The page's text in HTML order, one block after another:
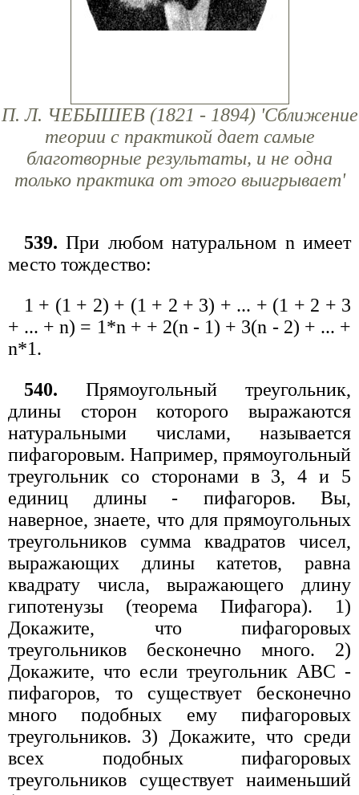
П. Л. ЧЕБЫШЕВ (1821 - 1894) 'Сближение
теории с практикой дает самые
благотворные результаты, и не одна
только практика от этого выигрывает'
539. При любом натуральном n имеет
место тождество:
1 + (1 + 2) + (1 + 2 + 3) + ... + (1 + 2 + 3
+ ... + n) = 1*n + + 2(n - 1) + 3(n - 2) + ... +
n*1.
540. Прямоугольный треугольник,
длины сторон которого выражаются
натуральными числами, называется
пифагоровым. Например, прямоугольный
треугольник со сторонами в 3, 4 и 5
единиц длины - пифагоров. Вы,
наверное, знаете, что для прямоугольных
треугольников сумма квадратов чисел,
выражающих длины катетов, равна
квадрату числа, выражающего длину
гипотенузы (теорема Пифагора). 1)
Докажите, что пифагоровых
треугольников бесконечно много. 2)
Докажите, что если треугольник ABC -
пифагоров, то существует бесконечно
много подобных ему пифагоровых
треугольников. 3) Докажите, что среди
всех подобных пифагоровых
треугольников существует наименьший